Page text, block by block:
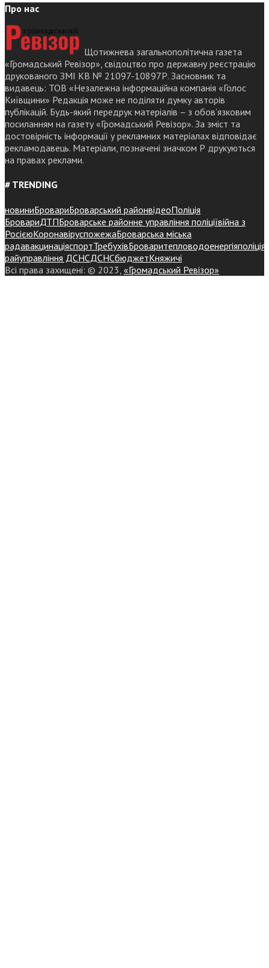
Про нас
Щотижнева загальнополітична газета
«Громадський Ревізор», свідоцтво про державну реєстрацію
друкованого ЗМІ КВ № 21097-10897Р. Засновник та
видавець: ТОВ «Незалежна інформаційна компанія «Голос
Київщини» Редакція може не поділяти думку авторів
публікацій. Будь-який передрук матеріалів – з обов’язковим
посиланням на газету «Громадський Ревізор». За зміст та
достовірність інформації у рекламних матеріалах відповідає
рекламодавець. Матеріали, позначені значком Р друкуються
на правах реклами.
# TRENDING
новиниБровариБроварський районвідеоПоліція
БровариДТПБроварське районне управління поліціївійна з
РосієюКоронавіруспожежаБроварська міська
радавакцинаціяспортТребухівБроваритепловодоенергіяполіція
райуправління ДСНСДСНСбюджетКняжичі
Всі права захищені: © 2023, «Громадський Ревізор»